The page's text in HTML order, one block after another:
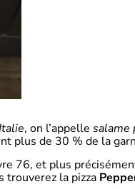
, on l’appelle salame
plus de 30 % de la
76, et plus
trouverez la pizza